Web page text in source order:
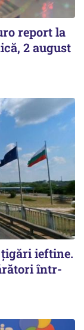
report la
2 august
ieftine.
într-